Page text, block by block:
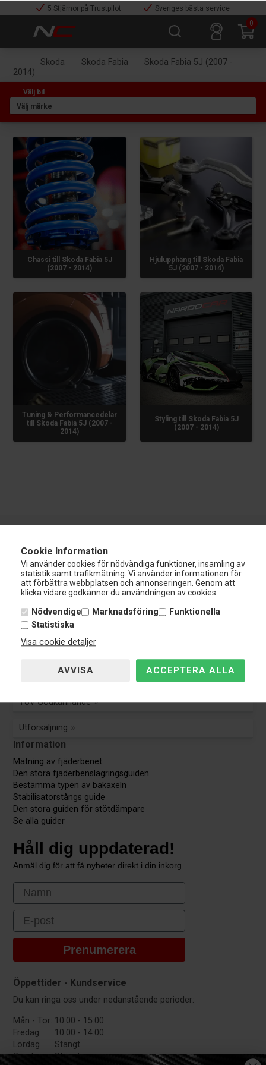
Cookie Information
Vi använder cookies för nödvändiga funktioner, insamling av
statistik samt trafikmätning. Vi använder informationen för
att förbättra webbplatsen och annonseringen. Genom att
klicka vidare godkänner du användningen av cookies.
Nödvendige Marknadsföring
Funktionella
Statistiska
Visa cookie detaljer
5 Stjärnor på Trustpilot
Sveriges bästa service
0
Skoda Skoda Fabia
Skoda Fabia 5J (2007 -
2014)
Chassi till Skoda Fabia 5J
(2007 - 2014)
Hjulupphäng till Skoda Fabia
5J (2007 - 2014)
Tuning & Performancedelar
till Skoda Fabia 5J (2007 -
2014)
Styling till Skoda Fabia 5J
(2007 - 2014)
Kundservice:
Tel.: 0108-848 151
info@nardocar.se
Kundservice
Kundservice
Avbryt beställning
Guider & Manualer
TÜV Godkännande
Utförsäljning
Information
Mätning av fjäderbenet
Den stora fjäderbenslagringsguiden
Bestämma typen av bakaxeln
Stabilisatorstångs guide
Den stora guiden för stötdämpare
Se alla guider
Håll dig uppdaterad!
Anmäl dig för att få nyheter direkt i din inkorg
First Name
Email
Prenumerera
Öppettider - Kundservice
Du kan ringa oss under nedanstående perioder:
Mån - Tor: 10:00 - 15:00
Fredag:
10:00 - 14:00
Lördag
Stängt
Söndag:
Stängt